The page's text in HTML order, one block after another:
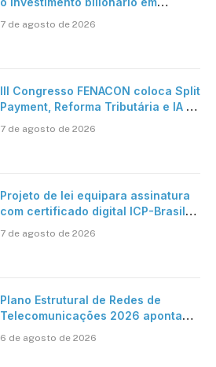
verdadeira era da inteligência
7 de agosto de 2026
III Congresso FENACON coloca Split
Payment, Reforma Tributária e IA no
7 de agosto de 2026
Projeto de lei equipara assinatura
com certificado digital ICP-Brasil
cartório
7 de agosto de 2026
Plano Estrutural de Redes de
Telecomunicações 2026 aponta
mantém desafio
6 de agosto de 2026